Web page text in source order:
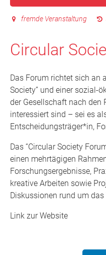
fremde Veranstaltung
Circular
Das Forum richtet sich an
Society” und einer sozial-
der Gesellschaft nach
interessiert sind – sei es
Entscheidungsträger*in,
Das “Circular Society
einen mehrtägigen
Forschungsergebnisse,
kreative Arbeiten sowie
Diskussionen rund um
Link zur Website